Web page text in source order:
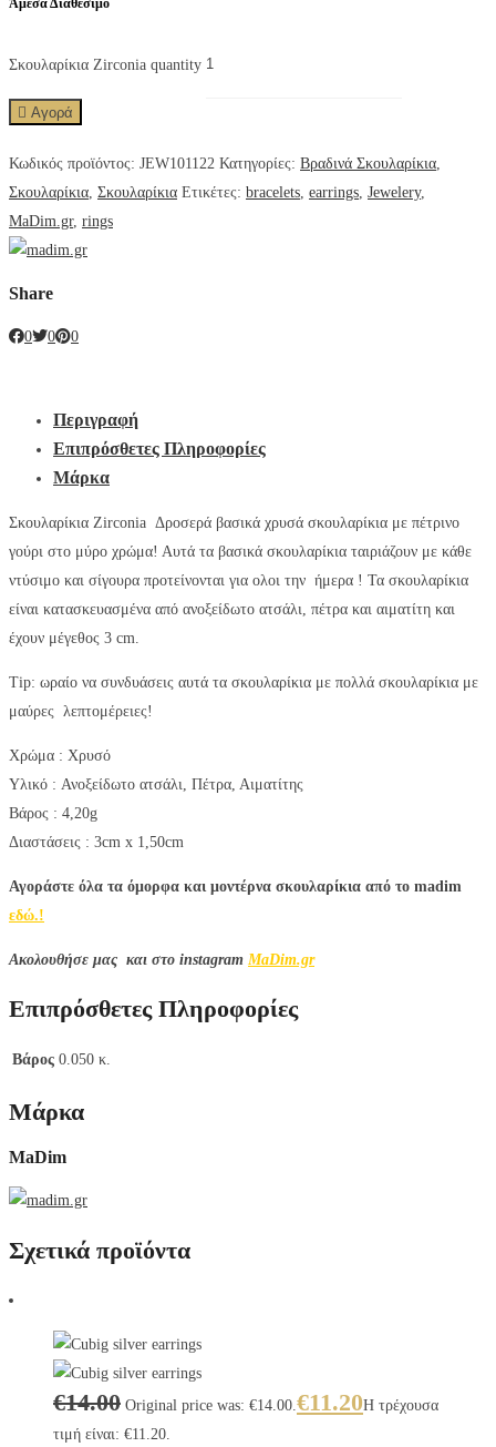
Σκουλαρίκια Zirconia quantity
Αγορά
Κωδικός προϊόντος: JEW101122 Κατηγορίες: Βραδινά Σκουλαρίκια
Σκουλαρίκια Σκουλαρίκια Ετικέτες: bracelets earrings Jewelery,
MaDim.gr, rings
Share
0 0 0
Περιγραφή
Επιπρόσθετες Πληροφορίες
Μάρκα
Σκουλαρίκια Zirconia Δροσερά βασικά χρυσά σκουλαρίκια με πέτρινο
γούρι στο μύρο χρώμα! Αυτά τα βασικά σκουλαρίκια ταιριάζουν με κάθε
ντύσιμο και σίγουρα προτείνονται για ολοι την ήμερα ! Τα σκουλαρίκια
είναι κατασκευασμένα από ανοξείδωτο ατσάλι, πέτρα και αιματίτη και
έχουν μέγεθος 3 cm.
Tip: ωραίο να συνδυάσεις αυτά τα σκουλαρίκια με πολλά σκουλαρίκια με
μαύρες λεπτομέρειες!
Χρώμα : Χρυσό
Υλικό : Ανοξείδωτο ατσάλι, Πέτρα, Αιματίτης
Βάρος : 4,20g
Διαστάσεις : 3cm x 1,50cm
Αγοράστε όλα τα όμορφα και μοντέρνα σκουλαρίκια από το madim
εδώ.!
Aκολουθήσε μας και στο instagram MaDim.gr
Επιπρόσθετες Πληροφορίες
Βάρος 0.050 κ.
Μάρκα
MaDim
Σχετικά προϊόντα
€14.00 Original price was: €14.00. €11.20Η τρέχουσα
τιμή είναι: €11.20.